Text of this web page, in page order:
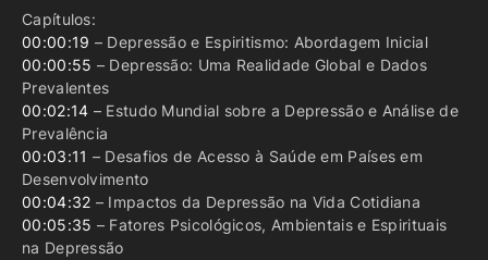
Capítulos:
00:00:19 – Depressão e Espiritismo: Abordagem Inicial
00:00:55 – Depressão: Uma Realidade Global e Dados
Prevalentes
00:02:14 – Estudo Mundial sobre a Depressão e Análise de
Prevalência
00:03:11 – Desafios de Acesso à Saúde em Países em
Desenvolvimento
00:04:32 – Impactos da Depressão na Vida Cotidiana
00:05:35 – Fatores Psicológicos, Ambientais e Espirituais
na Depressão